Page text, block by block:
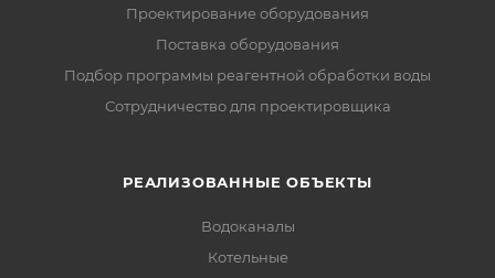
Проектирование оборудования
Поставка оборудования
Подбор программы реагентной обработки воды
Сотрудничество для проектировщика
РЕАЛИЗОВАННЫЕ ОБЪЕКТЫ
Водоканалы
Котельные